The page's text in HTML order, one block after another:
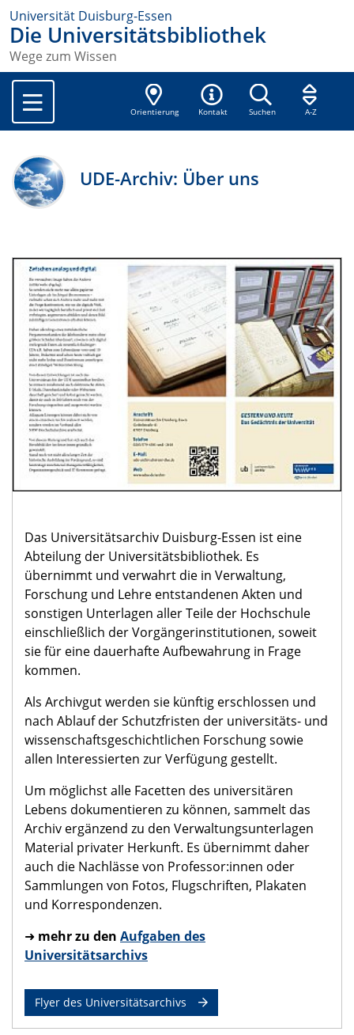
Universität Duisburg-Essen
Die Universitätsbibliothek
Wege zum Wissen
Orientierung Kontakt Suchen A-Z
UDE-Archiv: Über uns
Das Universitätsarchiv Duisburg-Essen ist eine
Abteilung der Universitätsbibliothek. Es
übernimmt und verwahrt die in Verwaltung,
Forschung und Lehre entstandenen Akten und
sonstigen Unterlagen aller Teile der Hochschule
einschließlich der Vorgängerinstitutionen, soweit
sie für eine dauerhafte Aufbewahrung in Frage
kommen.
Als Archivgut werden sie künftig erschlossen und
nach Ablauf der Schutzfristen der universitäts- und
wissenschaftsgeschichtlichen Forschung sowie
allen Interessierten zur Verfügung gestellt.
Um möglichst alle Facetten des universitären
Lebens dokumentieren zu können, sammelt das
Archiv ergänzend zu den Verwaltungsunterlagen
Material privater Herkunft. Es übernimmt daher
auch die Nachlässe von Professor:innen oder
Sammlungen von Fotos, Flugschriften, Plakaten
und Korrespondenzen.
➜ mehr zu den Aufgaben des
Universitätsarchivs
Flyer des Universitätsarchivs